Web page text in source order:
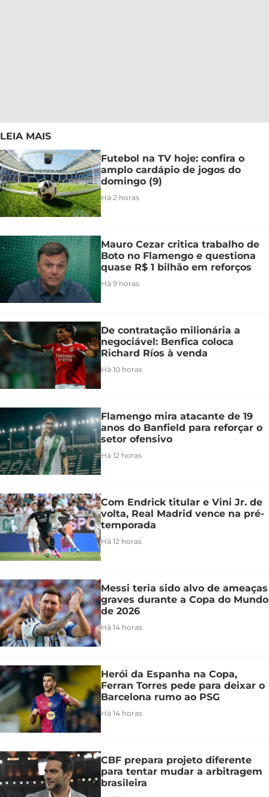
LEIA MAIS
Futebol na TV hoje: confira o
amplo cardápio de jogos do
domingo (9)
Há 2 horas
Mauro Cezar critica trabalho de
Boto no Flamengo e questiona
quase R$ 1 bilhão em reforços
Há 9 horas
De contratação milionária a
negociável: Benfica coloca
Richard Ríos à venda
Há 10 horas
Flamengo mira atacante de 19
anos do Banfield para reforçar o
setor ofensivo
Há 12 horas
Com Endrick titular e Vini Jr. de
volta, Real Madrid vence na pré-
temporada
Há 12 horas
Messi teria sido alvo de ameaças
graves durante a Copa do Mundo
de 2026
Há 14 horas
Herói da Espanha na Copa,
Ferran Torres pede para deixar o
Barcelona rumo ao PSG
Há 14 horas
CBF prepara projeto diferente
para tentar mudar a arbitragem
brasileira